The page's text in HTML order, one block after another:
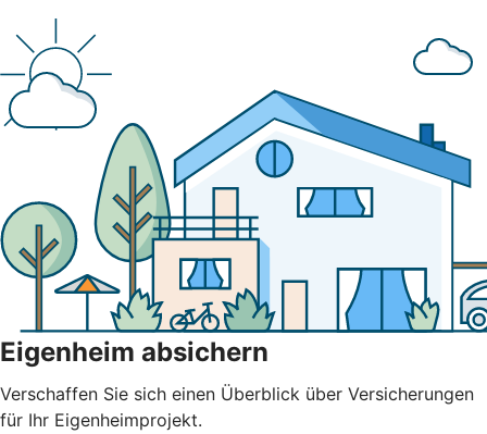
Eigenheim absichern
Verschaffen Sie sich einen Überblick über Versicherungen
für Ihr Eigenheimprojekt.